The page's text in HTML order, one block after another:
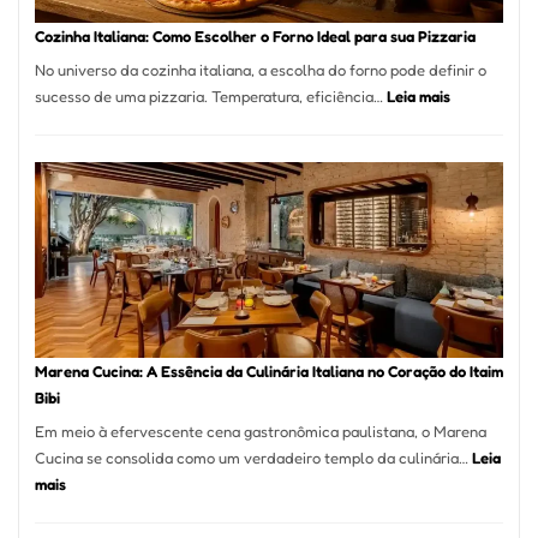
Portal
Resolver
Isso
Cozinha Italiana: Como Escolher o Forno Ideal para sua Pizzaria
No universo da cozinha italiana, a escolha do forno pode definir o
sucesso de uma pizzaria. Temperatura, eficiência…Leia mais:
Como
Escolher
o
Forno
Ideal
para
sua
Pizzaria
Marena Cucina: A Essência da Culinária Italiana no Coração do Itaim
Bibi
Em meio à efervescente cena gastronômica paulistana, o Marena
Cucina se consolida como um verdadeiro templo da culinária… Leia
mais: